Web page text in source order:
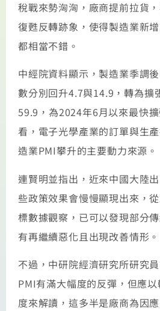
稅戰來勢洶洶，廠商提前拉貨
復甦反轉跡象，使得製造業新
都相當不錯。
中經院資料顯示，製造業季調
數分別回升4.7與14.9，轉為擴
59.9，為2024年6月以來最快
看，電子光學產業的訂單與生
造業PMI攀升的主要動力來源。
連賢明並指出，近來中國大陸
些政策效果會慢慢顯現出來，
標數據觀察，已可以發現部分
有再繼續惡化且出現改善情形。
不過，中研院經濟研究所研究
PMI有滿大幅度的反彈，但應
度來解讀，這多半是廠商為因